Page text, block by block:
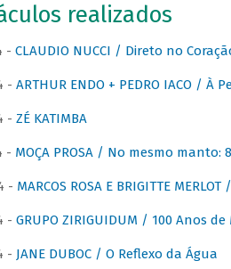
realizados
- CLAUDIO NUCCI / Direto no
- ARTHUR ENDO + PEDRO IACO / À
- ZÉ KATIMBA
- MOÇA PROSA / No mesmo
- MARCOS ROSA E BRIGITTE
- GRUPO ZIRIGUIDUM / 100 Anos
- JANE DUBOC / O Reflexo da Água